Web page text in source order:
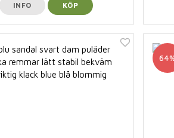
INFO KÖP